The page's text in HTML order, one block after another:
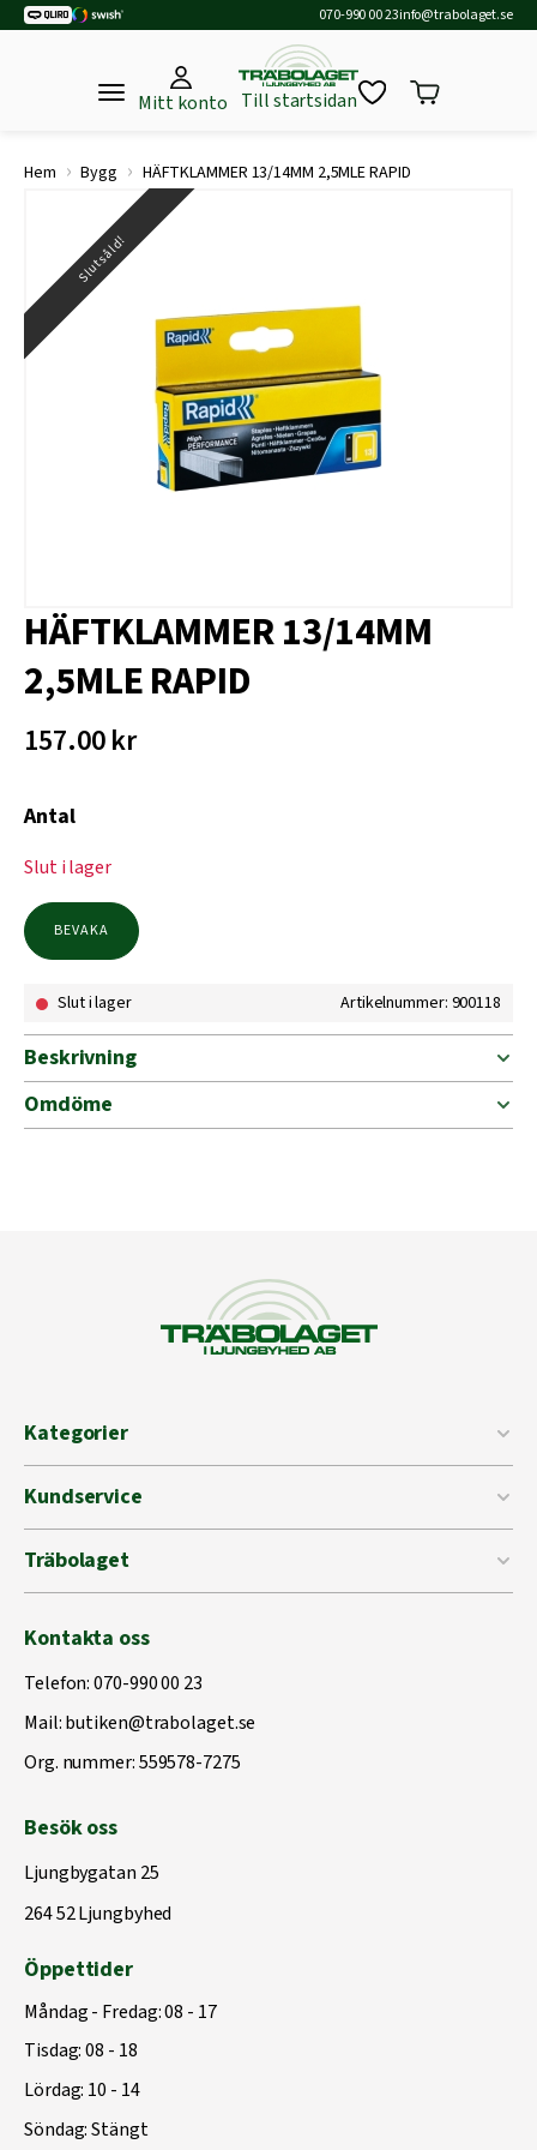
070-990 00 23info@trabolaget.se
Mitt konto Till startsidan
Hem › Bygg › HÄFTKLAMMER 13/14MM 2,5MLE RAPID
Slutsåld!
HÄFTKLAMMER 13/14MM
2,5MLE RAPID
157.00kr
Antal
Slut i lager
BEVAKA
Slut i lager Artikelnummer: 900118
Beskrivning
Omdöme
Kategorier
Kundservice
Träbolaget
Kontakta oss
Telefon:070-990 00 23
Mail:butiken@trabolaget.se
Org. nummer: 559578-7275
Besök oss
Ljungbygatan 25
264 52 Ljungbyhed
Öppettider
Måndag - Fredag: 08 - 17
Tisdag: 08 - 18
Lördag: 10 - 14
Söndag: Stängt